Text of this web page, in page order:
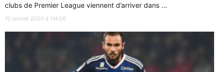
clubs de Premier League viennent d’arriver dans ...
10 janvier 2020 à 14h56